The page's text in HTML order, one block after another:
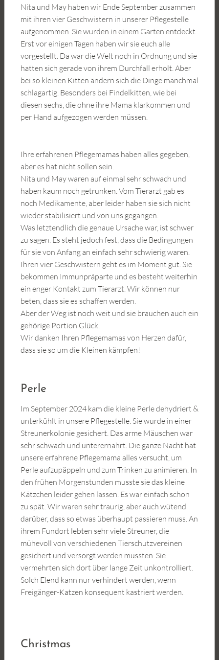
Nita und May haben wir Ende September zusammen
mit ihren vier Geschwistern in unserer Pflegestelle
aufgenommen. Sie wurden in einem Garten entdeckt.
Erst vor einigen Tagen haben wir sie euch alle
vorgestellt. Da war die Welt noch in Ordnung und sie
hatten sich gerade von ihrem Durchfall erholt. Aber
bei so kleinen Kitten ändern sich die Dinge manchmal
schlagartig. Besonders bei Findelkitten, wie bei
diesen sechs, die ohne ihre Mama klarkommen und
per Hand aufgezogen werden müssen.
Ihre erfahrenen Pflegemamas haben alles gegeben,
aber es hat nicht sollen sein.
Nita und May waren auf einmal sehr schwach und
haben kaum noch getrunken. Vom Tierarzt gab es
noch Medikamente, aber leider haben sie sich nicht
wieder stabilisiert und von uns gegangen.
Was letztendlich die genaue Ursache war, ist schwer
zu sagen. Es steht jedoch fest, dass die Bedingungen
für sie von Anfang an einfach sehr schwierig waren.
Ihren vier Geschwistern geht es im Moment gut. Sie
bekommen Immunpräparte und es besteht weiterhin
ein enger Kontakt zum Tierarzt. Wir können nur
beten, dass sie es schaffen werden.
Aber der Weg ist noch weit und sie brauchen auch ein
gehörige Portion Glück.
Wir danken Ihren Pflegemamas von Herzen dafür,
dass sie so um die Kleinen kämpfen!
Perle
Im September 2024 kam die kleine Perle dehydriert &
unterkühlt in unsere Pflegestelle. Sie wurde in einer
Streunerkolonie gesichert. Das arme Mäuschen war
sehr schwach und unterernährt. Die ganze Nacht hat
unsere erfahrene Pflegemama alles versucht, um
Perle aufzupäppeln und zum Trinken zu animieren. In
den frühen Morgenstunden musste sie das kleine
Kätzchen leider gehen lassen. Es war einfach schon
zu spät. Wir waren sehr traurig, aber auch wütend
darüber, dass so etwas überhaupt passieren muss. An
ihrem Fundort lebten sehr viele Streuner, die
mühevoll von verschiedenen Tierschutzvereinen
gesichert und versorgt werden mussten. Sie
vermehrten sich dort über lange Zeit unkontrolliert.
Solch Elend kann nur verhindert werden, wenn
Freigänger-Katzen konsequent kastriert werden.
Christmas